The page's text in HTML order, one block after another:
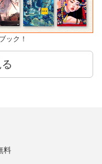
ック！
料